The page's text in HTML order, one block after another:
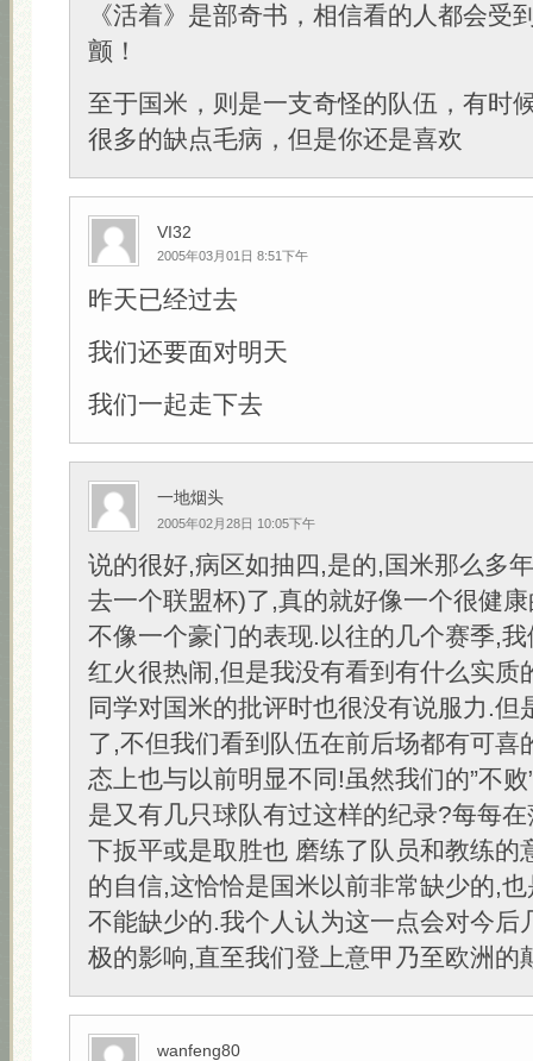
《活着》是部奇书，相信看的人都会受
颤！
至于国米，则是一支奇怪的队伍，有时
很多的缺点毛病，但是你还是喜欢
VI32
2005年03月01日 8:51下午
昨天已经过去
我们还要面对明天
我们一起走下去
一地烟头
2005年02月28日 10:05下午
说的很好,病区如抽四,是的,国米那么多
去一个联盟杯)了,真的就好像一个很健
不像一个豪门的表现.以往的几个赛季,
红火很热闹,但是我没有看到有什么实质
同学对国米的批评时也很没有说服力.但
了,不但我们看到队伍在前后场都有可喜
态上也与以前明显不同!虽然我们的”不
是又有几只球队有过这样的纪录?每每
下扳平或是取胜也 磨练了队员和教练的
的自信,这恰恰是国米以前非常缺少的,
不能缺少的.我个人认为这一点会对今后
极的影响,直至我们登上意甲乃至欧洲的
wanfeng80